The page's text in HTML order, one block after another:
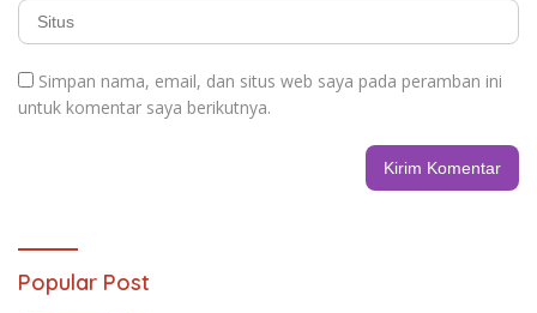
Simpan nama, email, dan situs web saya pada peramban ini
untuk komentar saya berikutnya.
Popular Post